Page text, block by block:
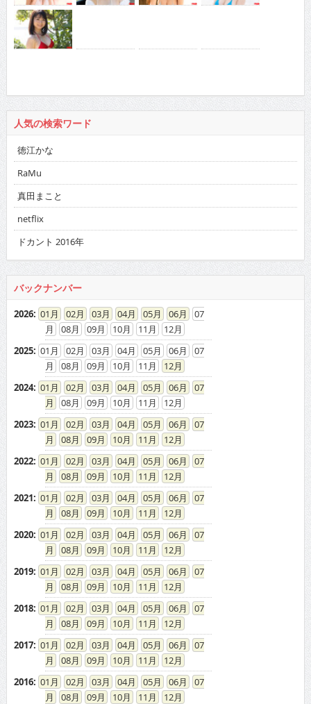
人気の検索ワード
徳江かな
RaMu
真田まこと
netflix
ドカント 2016年
バックナンバー
2026: 01 02 03 04 05 06
07
08
09 10 11
12
2025: 01 02 03 04 05 06
07
08
09 10 11
12
2024: 01 02 03 04 05 06
07
08
09 10 11
12
2023: 01 02 03 04 05 06
07
08
09 10 11
12
2022: 01 02 03 04 05 06
07
08
09 10 11
12
2021: 01 02 03 04 05 06
07
08
09 10 11
12
2020: 01 02 03 04 05 06
07
08
09 10 11
12
2019: 01 02 03 04 05 06
07
08
09 10 11
12
2018: 01 02 03 04 05 06
07
08
09 10 11
12
2017: 01 02 03 04 05 06
07
08
09 10 11
12
2016: 01 02 03 04 05 06
07
08
09 10 11
12